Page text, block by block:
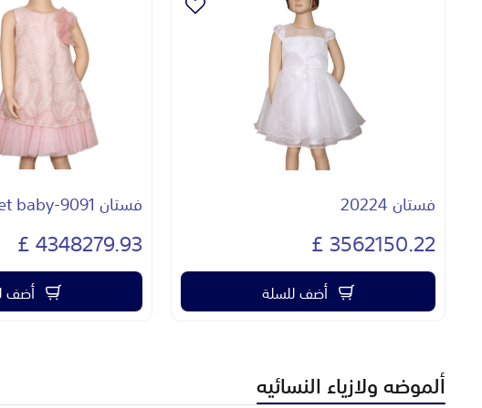
فستان Sweet baby-9091
4348279.93 £
أضف للسلة
فستان bnota 90933
4004348.18 £
أضف
ألموضه ولازياء النسائيه